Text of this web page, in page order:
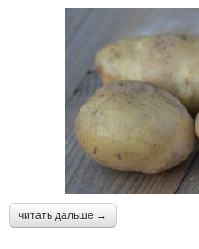
читать дальше →